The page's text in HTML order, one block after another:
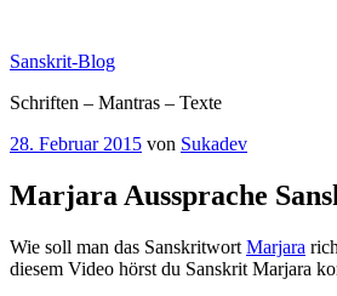
springen
Sanskrit-Blog
Schriften – Mantras – Texte
Veröffentlicht
28. Februar 2015 von Sukadev
Marjara Aussprache
Wie soll man das Sanskritwort Marjara
diesem Video hörst du Sanskrit Marjara